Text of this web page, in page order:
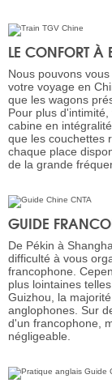
LE CONFORT À
Nous pouvons
votre voyage en
que les wagons
Pour plus
cabine en
que les couchettes
chaque place
de la grande
GUIDE
De Pékin à
difficulté à vous
francophone.
plus lointaines
Guizhou, la
anglophones. Sur
d'un francophone,
négligeable.